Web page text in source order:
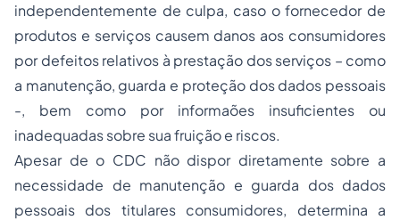
independentemente de culpa, caso o fornecedor de
produtos e serviços causem danos aos consumidores
por defeitos relativos à prestação dos serviços – como
a manutenção, guarda e proteção dos dados pessoais
-, bem como por informaões insuficientes ou
inadequadas sobre sua fruição e riscos.
Apesar de o CDC não dispor diretamente sobre a
necessidade de manutenção e guarda dos dados
pessoais dos titulares consumidores, determina a